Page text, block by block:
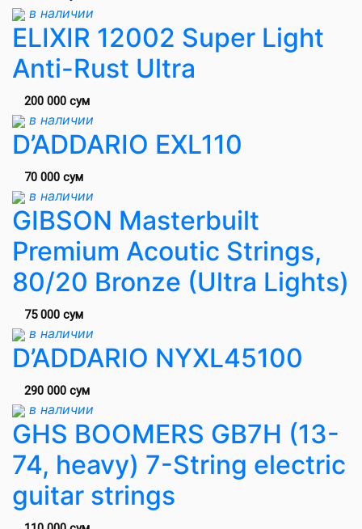
в наличии
ELIXIR 12002 Super Light
Anti-Rust Ultra
200 000 сум
в наличии
D’ADDARIO EXL110
70 000 сум
в наличии
GIBSON Masterbuilt
Premium Acoutic Strings,
80/20 Bronze (Ultra Lights)
75 000 сум
в наличии
D’ADDARIO NYXL45100
290 000 сум
в наличии
GHS BOOMERS GB7H (13-
74, heavy) 7-String electric
guitar strings